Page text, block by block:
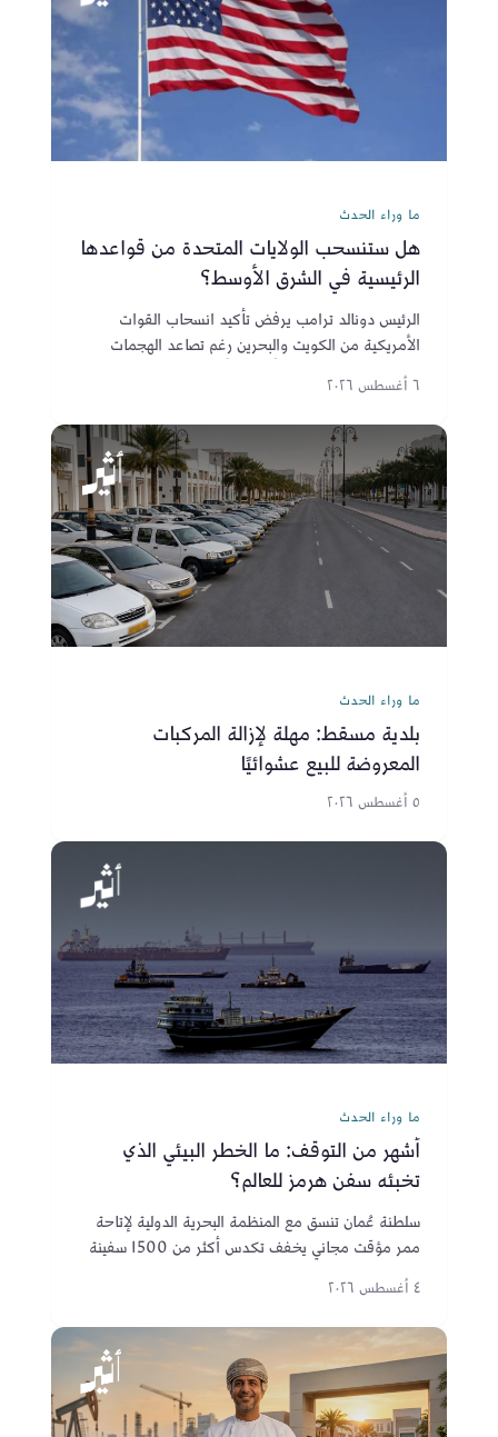
ما وراء الحدث
هل ستنسحب الولايات المتحدة من قواعدها
الرئيسية في الشرق الأوسط؟
الرئيس دونالد ترامب يرفض تأكيد انسحاب القوات
الأمريكية من الكويت والبحرين رغم تصاعد الهجمات
الإيرانية ومقتل 18 جندياً أمريكياً منذ بدء الصراع.٦ أغسطس ٢٠٢٦
ما وراء الحدث
بلدية مسقط: مهلة لإزالة المركبات
المعروضة للبيع عشوائيًا
٥ أغسطس ٢٠٢٦
ما وراء الحدث
أشهر من التوقف: ما الخطر البيئي الذي
تخبئه سفن هرمز للعالم؟
سلطنة عُمان تنسق مع المنظمة البحرية الدولية لإتاحة
ممر مؤقت مجاني يخفف تكدس أكثر من 1500 سفينة
وقد يساعد في الحد من خطر انتقال الأنواع البحرية
الغازية من مضيق هرمز.
٤ أغسطس ٢٠٢٦